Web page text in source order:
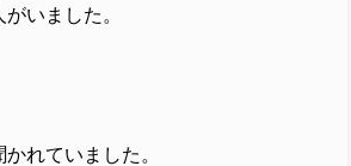
いました。
れていました。